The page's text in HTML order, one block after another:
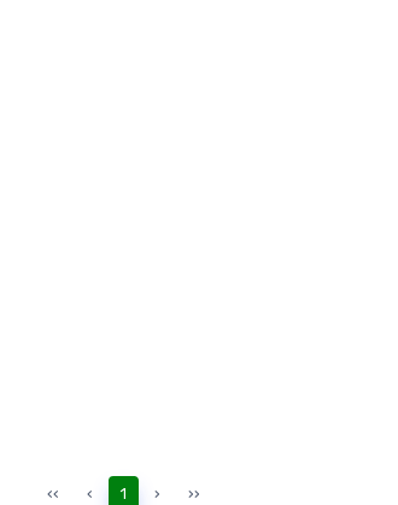
‹‹ ‹ 1 › ››